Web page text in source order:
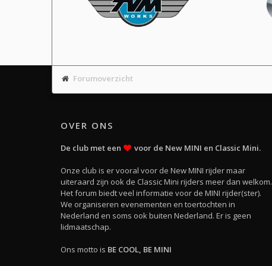
Forumoverzicht
OVER ONS
De club met een voor de New MINI en Classic Mini.
Onze club is er vooral voor de New MINI rijder maar
uiteraard zijn ook de Classic Mini rijders meer dan welkom.
Het forum biedt veel informatie voor de MINI rijder(ster).
We organiseren evenementen en toertochten in
Nederland en soms ook buiten Nederland. Er is geen
lidmaatschap.
Ons motto is BE COOL, BE MINI